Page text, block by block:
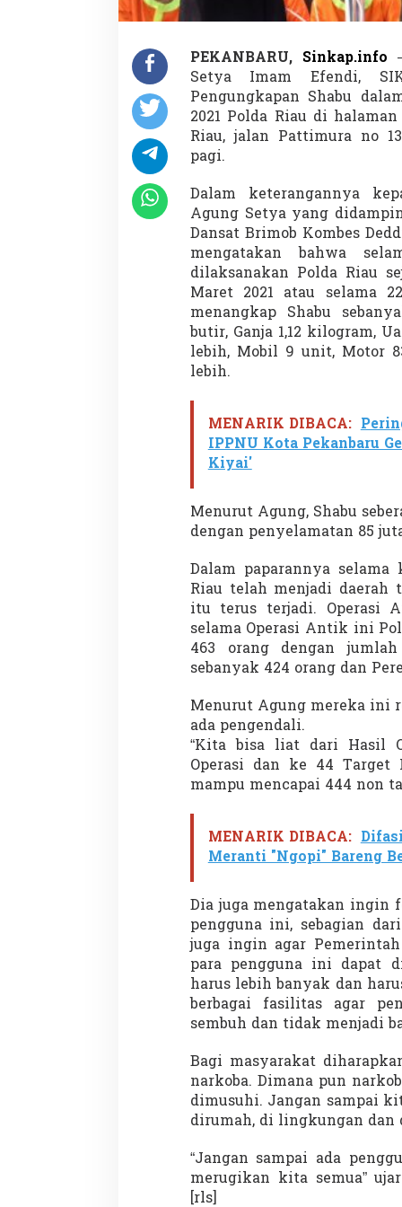
a
R
u
A
m
a
n
4
6
3
P
e
l
a
k
u
PEKANBARU, Sinkap.info
Setya Imam Efendi,
Pengungkapan Shabu
2021 Polda Riau di
Riau, jalan Pattimura no
pagi.
Dalam keterangannya
Agung Setya yang
Dansat Brimob Kombes
mengatakan bahwa
dilaksanakan Polda Riau
Maret 2021 atau selama
menangkap Shabu
butir, Ganja 1,12 kilogram,
lebih, Mobil 9 unit, Motor
lebih.
MENARIK DIBACA:
IPPNU Kota Pekanbaru
Kiyai'
Menurut Agung, Shabu
dengan penyelamatan 85
Dalam paparannya
Riau telah menjadi
itu terus terjadi. Operasi
selama Operasi Antik ini
463 orang dengan
sebanyak 424 orang dan
Menurut Agung mereka ini
ada pengendali.
“Kita bisa liat dari Hasil
Operasi dan ke 44
mampu mencapai 444 non
MENARIK DIBACA:
Meranti "Ngopi" Bareng
Dia juga mengatakan ingin
pengguna ini, sebagian
juga ingin agar
para pengguna ini dapat
harus lebih banyak dan
berbagai fasilitas agar
sembuh dan tidak menjadi
Bagi masyarakat
narkoba. Dimana pun
dimusuhi. Jangan sampai
dirumah, di lingkungan dan
“Jangan sampai ada
merugikan kita semua”
[rls]
Demonstrasi Gen-Z Guncang
Nepal, PM Mundur Mendadak
Setelah Gedung Parlemen Dibakar
12 September 2025
Cegah Konflik
Penataan Ruang
Di NASIONAL, SOROTAN